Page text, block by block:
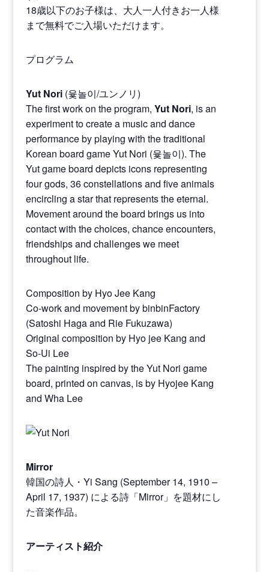
18歳以下のお子様は、大人一人付きお一人様
まで無料でご入場いただけます。
プログラム
Yut Nori(윷놀이/ユンノリ)
The first work on the program, Yut Nori, is an
experiment to create a music and dance
performance by playing with the traditional
Korean board game Yut Nori (윷놀이). The
Yut game board depicts icons representing
four gods, 36 constellations and five animals
encircling a star that represents the eternal.
Movement around the board brings us into
contact with the choices, chance encounters,
friendships and challenges we meet
throughout life.
Composition by Hyo Jee Kang
Co-work and movement by binbinFactory
(Satoshi Haga and Rie Fukuzawa)
Original composition by Hyo jee Kang and
So-Ui Lee
The painting inspired by the Yut Nori game
board, printed on canvas, is by Hyojee Kang
and Wha Lee
Mirror
韓国の詩人・Yi Sang (September 14, 1910 –
April 17, 1937) による詩「Mirror」を題材にし
た音楽作品。
アーティスト紹介